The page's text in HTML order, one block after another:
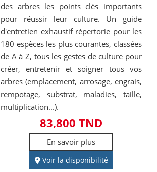
des arbres les points clés importants
pour réussir leur culture. Un guide
d'entretien exhaustif répertorie pour les
180 espèces les plus courantes, classées
de A à Z, tous les gestes de culture pour
créer, entretenir et soigner tous vos
arbres (emplacement, arrosage, engrais,
rempotage, substrat, maladies, taille,
multiplication...).
83,800 TND
En savoir plus
Voir la disponibilité